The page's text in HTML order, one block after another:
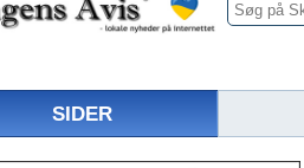
SIDER